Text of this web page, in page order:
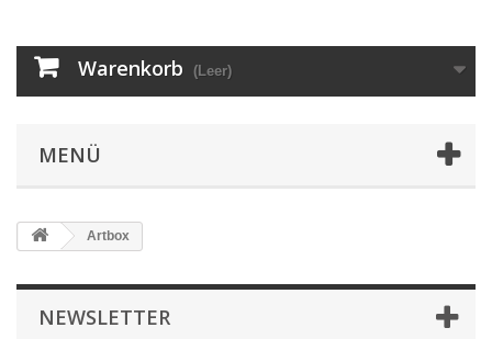
Warenkorb (Leer)
MENÜ
Artbox
NEWSLETTER